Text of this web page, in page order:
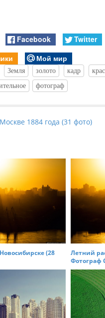
Facebook
Twitter
Мой мир
Земля золото кадр
фотограф
1884 года (31 фото)
(28
Летний
Фотограф